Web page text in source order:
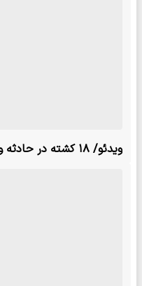
ویدئو/ ۱۸ کشته در حادثه واژگونی کامیون حامل مهاجران